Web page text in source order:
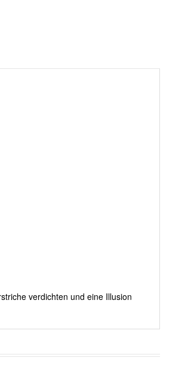
verdichten und eine Illusion